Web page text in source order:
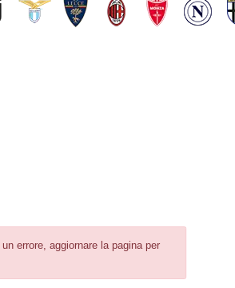
errore, aggiornare la pagina per